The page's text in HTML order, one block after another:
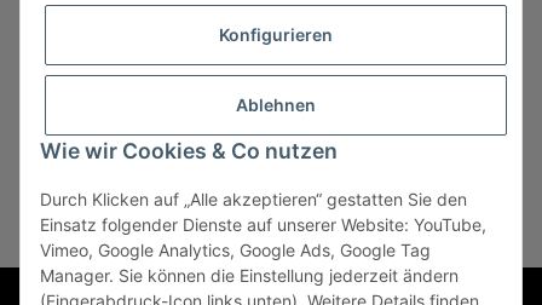
Konfigurieren
Ablehnen
Wie wir Cookies & Co nutzen
Durch Klicken auf „Alle akzeptieren“ gestatten Sie den
Einsatz folgender Dienste auf unserer Website: YouTube,
Vimeo, Google Analytics, Google Ads, Google Tag
Manager. Sie können die Einstellung jederzeit ändern
(Fingerabdruck-Icon links unten). Weitere Details finden
Vertrag widerrufen
* Alle Preise zzgl. gesetzlicher USt., zzgl.Versand, zzgl.
Mindermengenzuschlag
Powered byJTL-Shop